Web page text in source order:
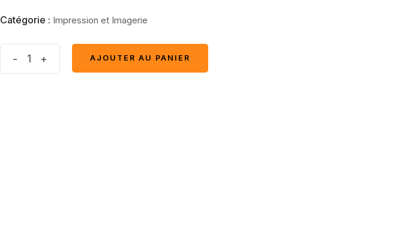
Catégorie : Impression et Imagerie
- +
AJOUTER AU PANIER